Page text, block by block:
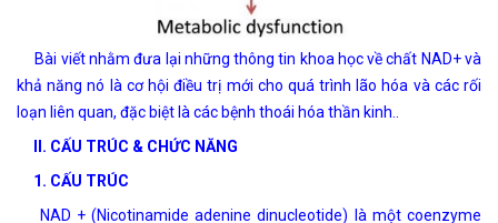
Bài viết nhằm đưa lại những thông tin khoa học về chất NAD+ và
khả năng nó là cơ hội điều trị mới cho quá trình lão hóa và các rối
loạn liên quan, đặc biệt là các bệnh thoái hóa thần kinh..
II. CẤU TRÚC & CHỨC NĂNG
1. CẤU TRÚC
NAD + (Nicotinamide adenine dinucleotide) là một coenzyme